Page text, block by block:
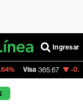
Ingresar
-0.13%